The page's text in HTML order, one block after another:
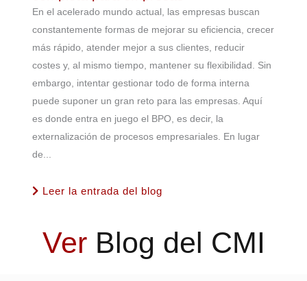
En el acelerado mundo actual, las empresas buscan
constantemente formas de mejorar su eficiencia, crecer
más rápido, atender mejor a sus clientes, reducir
costes y, al mismo tiempo, mantener su flexibilidad. Sin
embargo, intentar gestionar todo de forma interna
puede suponer un gran reto para las empresas. Aquí
es donde entra en juego el BPO, es decir, la
externalización de procesos empresariales. En lugar
de...
Leer la entrada del blog
Ver Blog del CMI